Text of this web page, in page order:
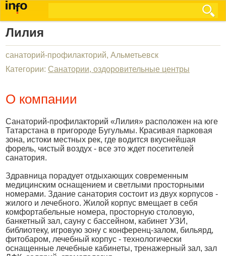
Лилия
санаторий-профилакторий, Альметьевск
Категории: Санатории, оздоровительные центры
О компании
Санаторий-профилакторий «Лилия» расположен на юге
Татарстана в пригороде Бугульмы. Красивая парковая
зона, истоки местных рек, где водится вкуснейшая
форель, чистый воздух - все это ждет посетителей
санатория.
Здравница порадует отдыхающих современным
медицинским оснащением и светлыми просторными
номерами. Здание санатория состоит из двух корпусов -
жилого и лечебного. Жилой корпус вмещает в себя
комфортабельные номера, просторную столовую,
банкетный зал, сауну с бассейном, кабинет УЗИ,
библиотеку, игровую зону с конференц-залом, бильярд,
фитобаром, лечебный корпус - технологически
оснащенные лечебные кабинеты, тренажерный зал, зал